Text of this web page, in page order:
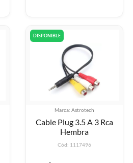
DISPONIBLE
Marca: Astrotech
Cable Plug 3.5 A 3 Rca
Hembra
Cód: 1117496